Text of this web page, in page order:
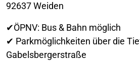
92637 Weiden
✔ÖPNV: Bus & Bahn möglich
✔ Parkmöglichkeiten über die
Gabelsbergerstraße